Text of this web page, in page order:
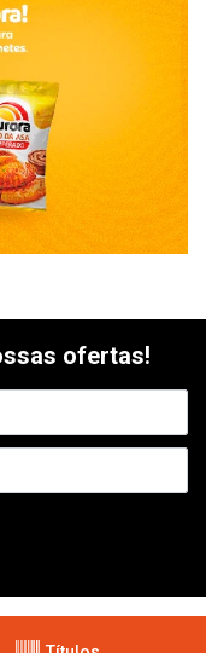
ofertas!